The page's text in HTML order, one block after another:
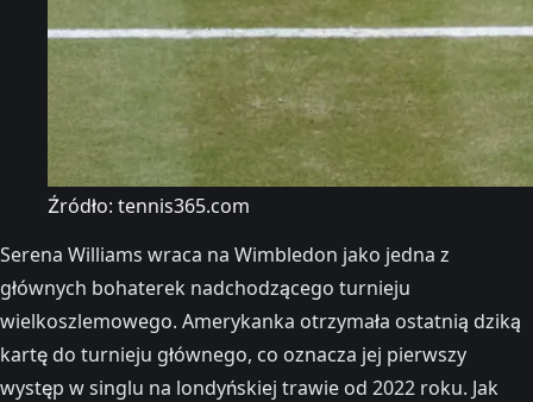
Źródło: tennis365.com
Serena Williams wraca na Wimbledon jako jedna z
głównych bohaterek nadchodzącego turnieju
wielkoszlemowego. Amerykanka otrzymała ostatnią dziką
kartę do turnieju głównego, co oznacza jej pierwszy
występ w singlu na londyńskiej trawie od 2022 roku. Jak